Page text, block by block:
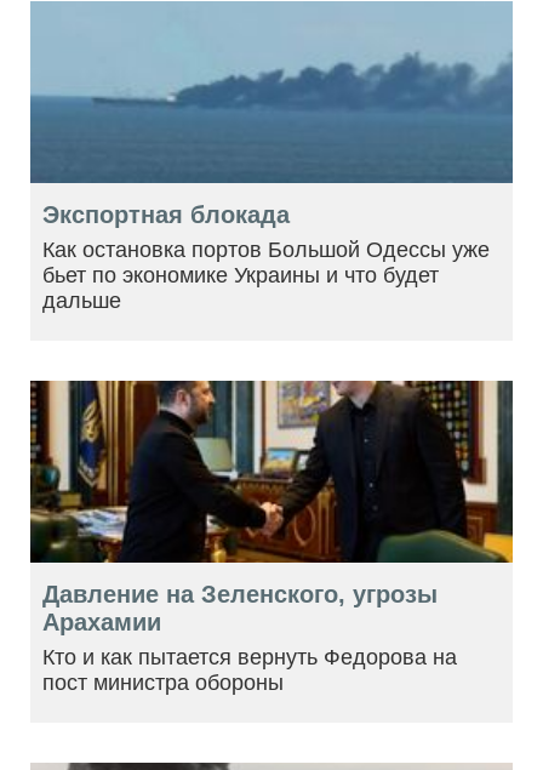
Экспортная блокада
Как остановка портов Большой Одессы уже
бьет по экономике Украины и что будет
дальше
Давление на Зеленского, угрозы
Арахамии
Кто и как пытается вернуть Федорова на
пост министра обороны